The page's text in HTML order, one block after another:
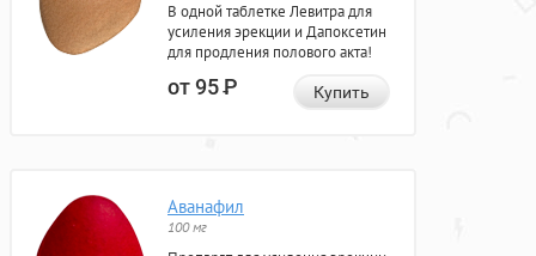
В одной таблетке Левитра для
усиления эрекции и Дапоксетин
для продления полового акта!
от 95Р Купить
Аванафил
100 мг